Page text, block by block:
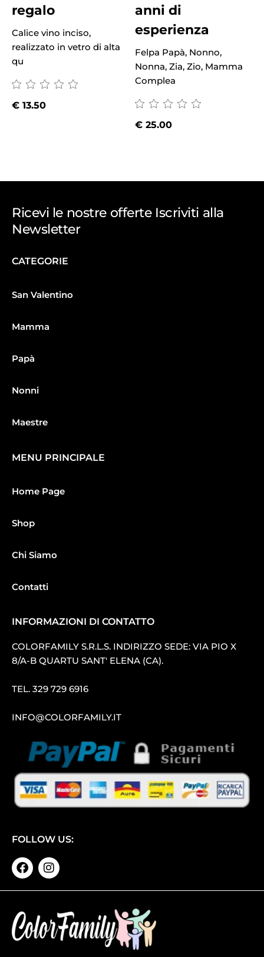
regalo
Calice vino inciso,
realizzato in vetro di alta
qu
€13.50
anni di
esperienza
Felpa Papà, Nonno,
Nonna, Zia, Zio, Mamma
Complea
€ 25.00
Ricevi le nostre offerte Iscriviti alla
Newsletter
CATEGORIE
San Valentino
Mamma
Papà
Nonni
Maestre
MENU PRINCIPALE
Home Page
Shop
Chi Siamo
Contatti
INFORMAZIONI DI CONTATTO
COLORFAMILY S.R.L.S. INDIRIZZO SEDE: VIA PIO X
8/A-B QUARTU SANT′ ELENA (CA).
TEL. 329 729 6916
INFO@COLORFAMILY.IT
FOLLOW US: